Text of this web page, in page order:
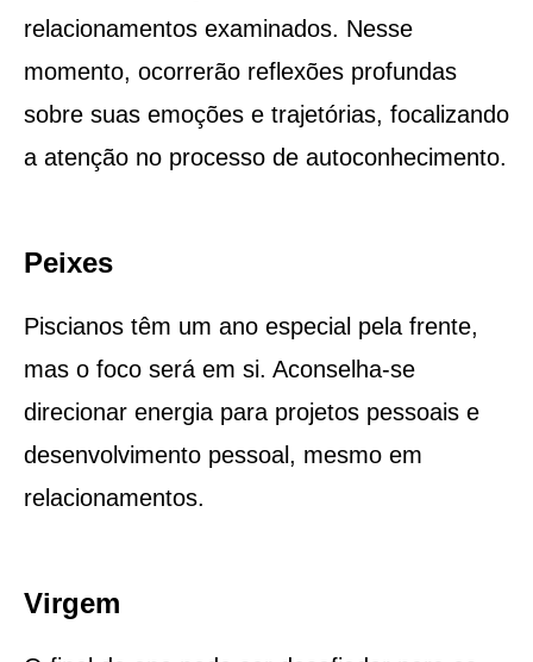
relacionamentos examinados. Nesse
momento, ocorrerão reflexões profundas
sobre suas emoções e trajetórias, focalizando
a atenção no processo de autoconhecimento.
Peixes
Piscianos têm um ano especial pela frente,
mas o foco será em si. Aconselha-se
direcionar energia para projetos pessoais e
desenvolvimento pessoal, mesmo em
relacionamentos.
Virgem